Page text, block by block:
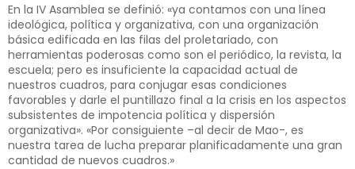
En la IV Asamblea se definió: «ya contamos con una línea
ideológica, política y organizativa, con una organización
básica edificada en las filas del proletariado, con
herramientas poderosas como son el periódico, la revista, la
escuela; pero es insuficiente la capacidad actual de
nuestros cuadros, para conjugar esas condiciones
favorables y darle el puntillazo final a la crisis en los aspectos
subsistentes de impotencia política y dispersión
organizativa». «Por consiguiente –al decir de Mao-, es
nuestra tarea de lucha preparar planificadamente una gran
cantidad de nuevos cuadros.»